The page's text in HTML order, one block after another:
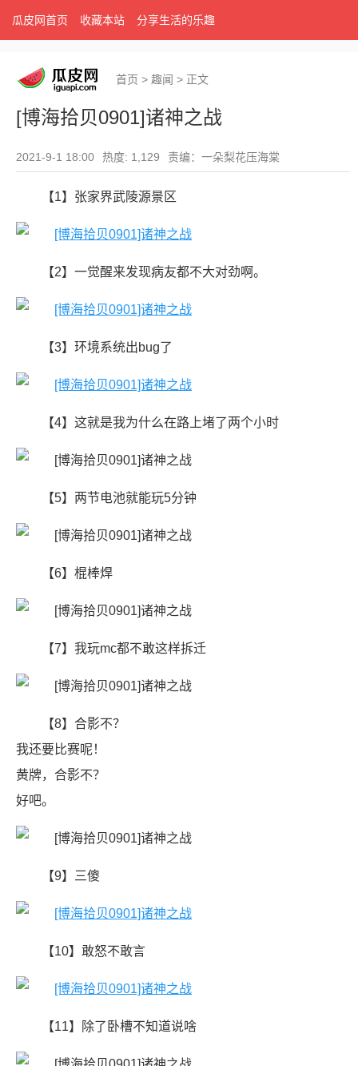
瓜皮网首页 收藏本站 分享生活的乐趣
首页 > 趣闻 > 正文
[博海拾贝0901]诸神之战
2021-9-1 18:00 热度: 1,129 责编：一朵梨花压海棠
【1】张家界武陵源景区
【2】一觉醒来发现病友都不大对劲啊。
【3】环境系统出bug了
【4】这就是我为什么在路上堵了两个小时
【5】两节电池就能玩5分钟
【6】​棍棒焊
【7】我玩mc都不敢这样拆迁
【8】合影不？
我还要比赛呢！
黄牌，合影不？
好吧。
【9】三傻
【10】敢怒不敢言
【11】除了卧槽不知道说啥